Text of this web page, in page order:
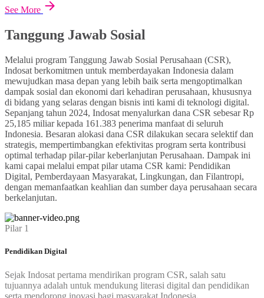
See More
Tanggung Jawab Sosial
Melalui program Tanggung Jawab Sosial Perusahaan (CSR),
Indosat berkomitmen untuk memberdayakan Indonesia dalam
mewujudkan masa depan yang lebih baik serta mengoptimalkan
dampak sosial dan ekonomi dari kehadiran perusahaan, khususnya
di bidang yang selaras dengan bisnis inti kami di teknologi digital.
Sepanjang tahun 2024, Indosat menyalurkan dana CSR sebesar Rp
25,185 miliar kepada 161.383 penerima manfaat di seluruh
Indonesia. Besaran alokasi dana CSR dilakukan secara selektif dan
strategis, mempertimbangkan efektivitas program serta kontribusi
optimal terhadap pilar-pilar keberlanjutan Perusahaan. Dampak ini
kami capai melalui empat pilar utama CSR kami: Pendidikan
Digital, Pemberdayaan Masyarakat, Lingkungan, dan Filantropi,
dengan memanfaatkan keahlian dan sumber daya perusahaan secara
berkelanjutan.
Pilar 1
Pendidikan Digital
Sejak Indosat pertama mendirikan program CSR, salah satu
tujuannya adalah untuk mendukung literasi digital dan pendidikan
serta mendorong inovasi bagi masyarakat Indonesia.